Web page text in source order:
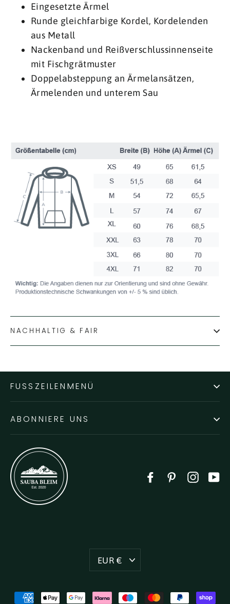
Eingesetzte Ärmel
Runde gleichfarbige Kordel, Kordelenden
aus Metall
Nackenband und Reißverschlussinnenseite
mit Fischgrätmuster
Doppelabsteppung an Ärmelansätzen,
Ärmelenden und unterem Sau
NACHHALTIG & FAIR
FUSSZEILENMENÜ
ABONNIERE UNS
FacebookPinterest
Währung
EUR €